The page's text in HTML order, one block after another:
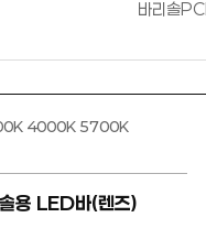
바리솔
3000K 4000K 5700K
바리솔용 LED바(렌즈)